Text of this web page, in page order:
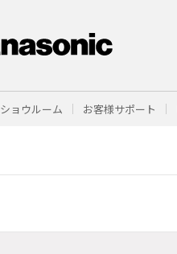
ショウルーム お客様サポート